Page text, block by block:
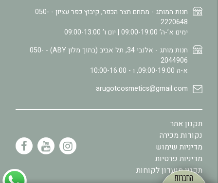
חנות המותג - מתחם חצר הכפר, קיבוץ כפר עציון - 050-
2220648
ימים א’-ה’ 09:00-19:00 | יום ו’ 09:00-13:00
חנות מותג - אלנבי 34, תל אביב (בתוך מלון ABY) -
050-
2044906
א-ה 09:00-19:00, ו - 10:00-16:00
arugotcosmetics@gmail.com
תקנון אתר
נקודות מכירה
מדיניות שימוש
מדיניות פרטיות
תקנון מועדון לקוחות